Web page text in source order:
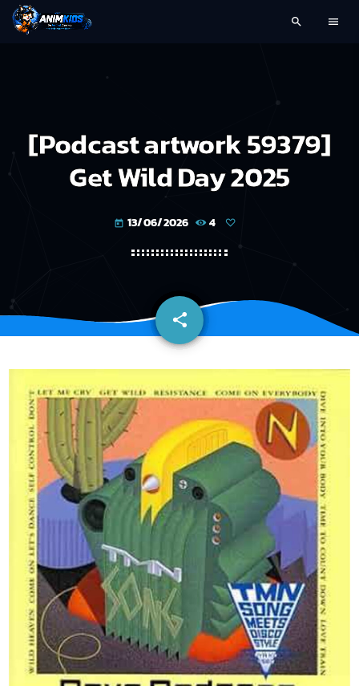
search menu
[Podcast artwork 59379]
Get Wild Day 2025
today 13/06/2026 4
share
email